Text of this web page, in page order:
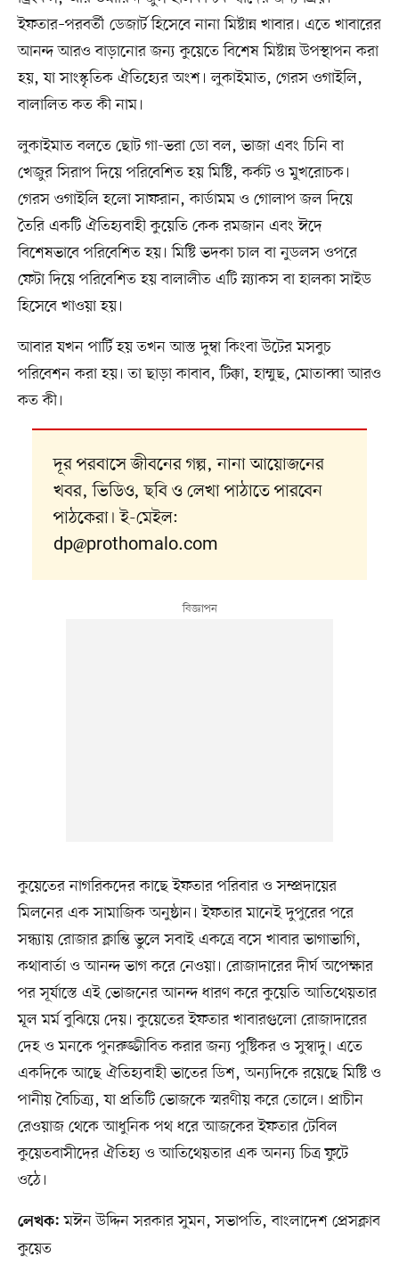
ইফতার–পরবর্তী ডেজার্ট হিসেবে নানা মিষ্টান্ন খাবার। এতে খাবারের
আনন্দ আরও বাড়ানোর জন্য কুয়েতে বিশেষ মিষ্টান্ন উপস্থাপন করা
হয়, যা সাংস্কৃতিক ঐতিহ্যের অংশ। লুকাইমাত, গেরস ওগাইলি,
বালালিত কত কী নাম।
লুকাইমাত বলতে ছোট গা-ভরা ডো বল, ভাজা এবং চিনি বা
খেজুর সিরাপ দিয়ে পরিবেশিত হয় মিষ্টি, কর্কট ও মুখরোচক।
গেরস ওগাইলি হলো সাফরান, কার্ডামম ও গোলাপ জল দিয়ে
তৈরি একটি ঐতিহ্যবাহী কুয়েতি কেক রমজান এবং ঈদে
বিশেষভাবে পরিবেশিত হয়। মিষ্টি ভদকা চাল বা নুডলস ওপরে
ফেটা দিয়ে পরিবেশিত হয় বালালীত এটি স্ন্যাকস বা হালকা সাইড
হিসেবে খাওয়া হয়।
আবার যখন পার্টি হয় তখন আস্ত দুম্বা কিংবা উটের মসবুচ
পরিবেশন করা হয়। তা ছাড়া কাবাব, টিক্কা, হাম্মুছ, মোতাব্বা আরও
কত কী।
দূর পরবাসে জীবনের গল্প, নানা আয়োজনের
খবর, ভিডিও, ছবি ও লেখা পাঠাতে পারবেন
পাঠকেরা। ই-মেইল:
dp@prothomalo.com
কুয়েতের নাগরিকদের কাছে ইফতার পরিবার ও সম্প্রদায়ের
মিলনের এক সামাজিক অনুষ্ঠান। ইফতার মানেই দুপুরের পরে
সন্ধ্যায় রোজার ক্লান্তি ভুলে সবাই একত্রে বসে খাবার ভাগাভাগি,
কথাবার্তা ও আনন্দ ভাগ করে নেওয়া। রোজাদারের দীর্ঘ অপেক্ষার
পর সূর্যাস্তে এই ভোজনের আনন্দ ধারণ করে কুয়েতি আতিথেয়তার
মূল মর্ম বুঝিয়ে দেয়। কুয়েতের ইফতার খাবারগুলো রোজাদারের
দেহ ও মনকে পুনরুজ্জীবিত করার জন্য পুষ্টিকর ও সুস্বাদু। এতে
একদিকে আছে ঐতিহ্যবাহী ভাতের ডিশ, অন্যদিকে রয়েছে মিষ্টি ও
পানীয় বৈচিত্র্য, যা প্রতিটি ভোজকে স্মরণীয় করে তোলে। প্রাচীন
রেওয়াজ থেকে আধুনিক পথ ধরে আজকের ইফতার টেবিল
কুয়েতবাসীদের ঐতিহ্য ও আতিথেয়তার এক অনন্য চিত্র ফুটে
ওঠে।
লেখক: মঈন উদ্দিন সরকার সুমন, সভাপতি, বাংলাদেশ প্রেসক্লাব
কুয়েত